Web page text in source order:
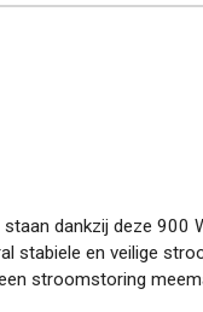
dankzij deze 900
stabiele en veilige
stroomstoring